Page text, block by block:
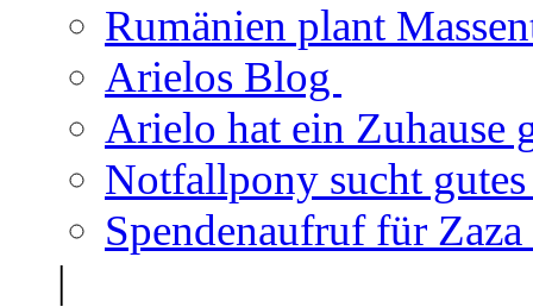
Rumänien plant
Arielos Blog
Arielo hat ein Zuhause
Notfallpony sucht
Spendenaufruf für Zaza
|